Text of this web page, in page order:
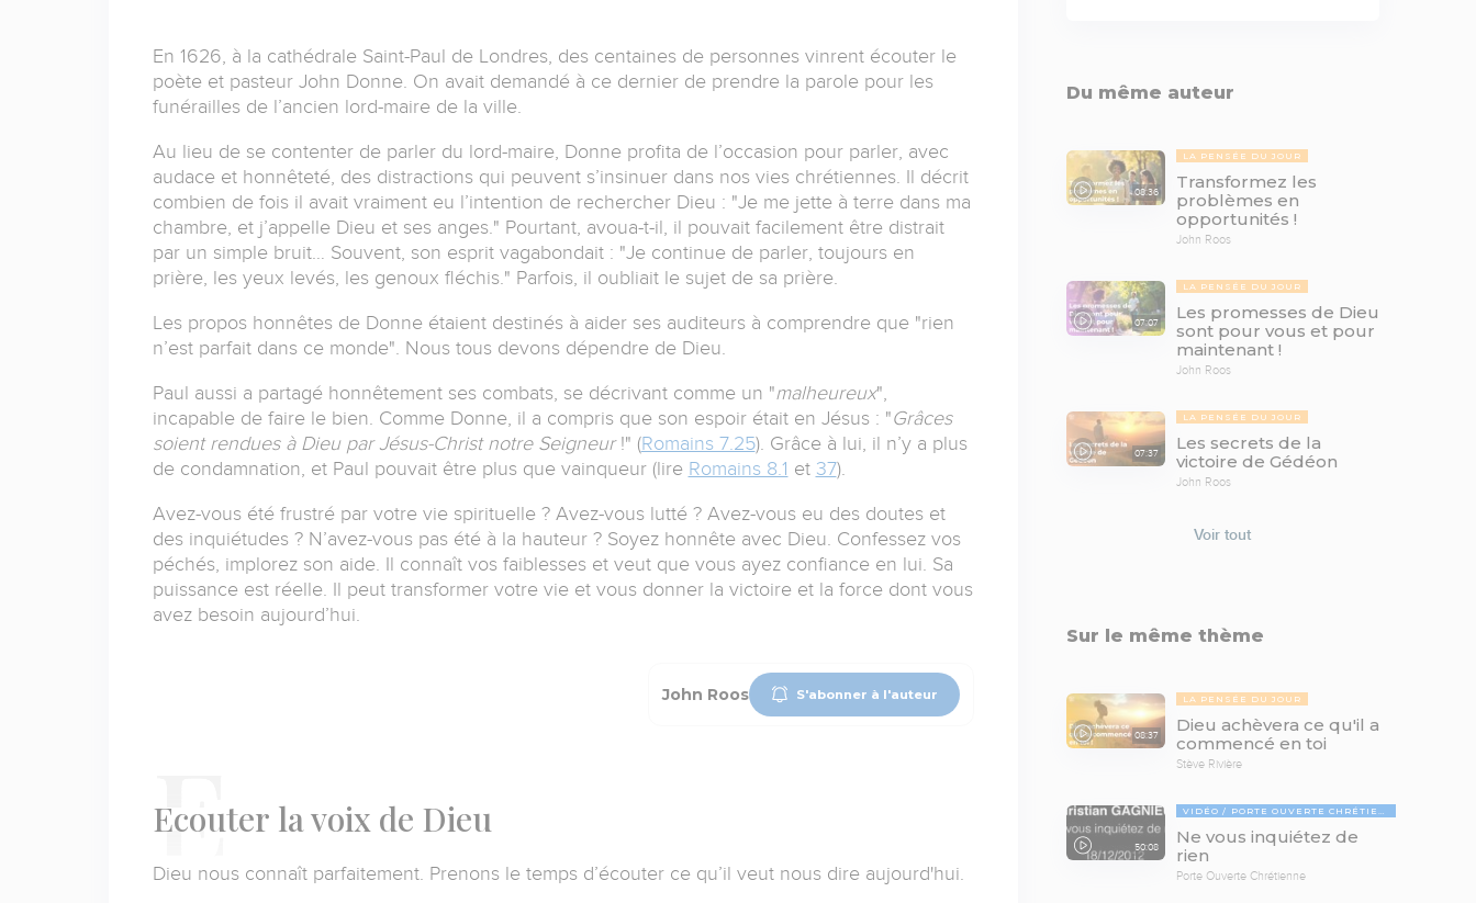
En 1626, à la cathédrale Saint-Paul de Londres, des centaines de personnes vinrent écouter le
poète et pasteur John Donne. On avait demandé à ce dernier de prendre la parole pour les
funérailles de l’ancien lord-maire de la ville.
Au lieu de se contenter de parler du lord-maire, Donne profita de l’occasion pour parler, avec
audace et honnêteté, des distractions qui peuvent s’insinuer dans nos vies chrétiennes. Il décrit
combien de fois il avait vraiment eu l’intention de rechercher Dieu : "Je me jette à terre dans ma
chambre, et j’appelle Dieu et ses anges." Pourtant, avoua-t-il, il pouvait facilement être distrait
par un simple bruit… Souvent, son esprit vagabondait : "Je continue de parler, toujours en
prière, les yeux levés, les genoux fléchis." Parfois, il oubliait le sujet de sa prière.
Les propos honnêtes de Donne étaient destinés à aider ses auditeurs à comprendre que "rien
n’est parfait dans ce monde". Nous tous devons dépendre de Dieu.
Paul aussi a partagé honnêtement ses combats, se décrivant comme un "malheureux",
incapable de faire le bien. Comme Donne, il a compris que son espoir était en Jésus : "Grâces
soient rendues à Dieu par Jésus-Christ notre Seigneur!" (Romains 7.25). Grâce à lui, il n’y a plus
de condamnation, et Paul pouvait être plus que vainqueur (lire Romains 8.1 et 37).
Avez-vous été frustré par votre vie spirituelle ? Avez-vous lutté ? Avez-vous eu des doutes et
des inquiétudes ? N’avez-vous pas été à la hauteur ? Soyez honnête avec Dieu. Confessez vos
péchés, implorez son aide. Il connaît vos faiblesses et veut que vous ayez confiance en lui. Sa
puissance est réelle. Il peut transformer votre vie et vous donner la victoire et la force dont vous
avez besoin aujourd’hui.
John Roos S'abonner à l'auteur
Ecouter la voix de Dieu
Dieu nous connaît parfaitement. Prenons le temps d’écouter ce qu’il veut nous dire aujourd'hui.
Du même auteur
08:36
LA PENSÉE DU JOUR
Transformez les
problèmes en
opportunités !
John Roos
07:07
LA PENSÉE DU JOUR
Les promesses de Dieu
sont pour vous et pour
maintenant !
John Roos
07:37
LA PENSÉE DU JOUR
Les secrets de la
victoire de Gédéon
John Roos
Voir tout
Sur le même thème
08:37
LA PENSÉE DU JOUR
Dieu achèvera ce qu'il a
commencé en toi
Stève Rivière
50:08
VIDÉO PORTE OUVERTE CHRÉTIENNE
Ne vous inquiétez de
rien
Porte Ouverte Chrétienne